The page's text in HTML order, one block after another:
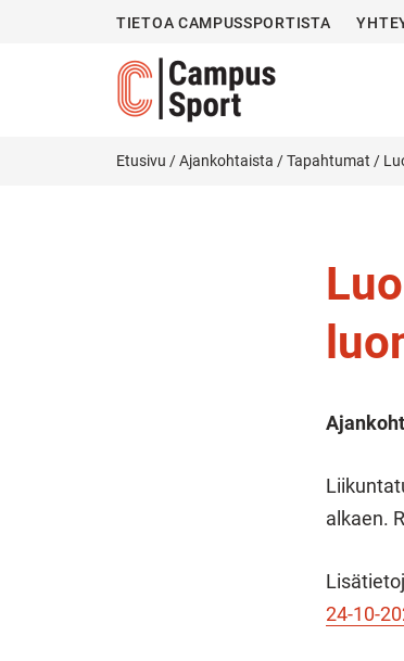
TIETOA CAMPUSSPORTISTA
Etusivu /Ajankohtaista /Tapahtumat /
alkaen.
24-10-